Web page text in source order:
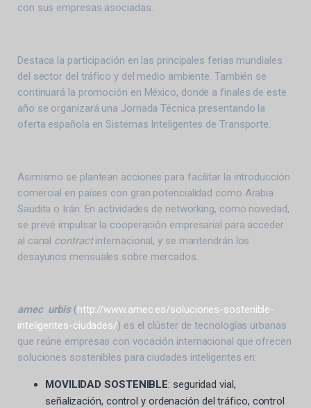
con sus empresas asociadas.
Destaca la participación en las principales ferias mundiales
del sector del tráfico y del medio ambiente. También se
continuará la promoción en México, donde a finales de este
año se organizará una Jornada Técnica presentando la
oferta española en Sistemas Inteligentes de Transporte.
Asimismo se plantean acciones para facilitar la introducción
comercial en países con gran potencialidad como Arabia
Saudita o Irán. En actividades de networking, como novedad,
se prevé impulsar la cooperación empresarial para acceder
al canal contractinternacional, y se mantendrán los
desayunos mensuales sobre mercados.
amec urbis(http://www.amec.es/soluciones-sostenible-
inteligentes-ciudades/) es el clúster de tecnologías urbanas
que reúne empresas con vocación internacional que ofrecen
soluciones sostenibles para ciudades inteligentes en:
MOVILIDAD SOSTENIBLE: seguridad vial,
señalización, control y ordenación del tráfico, control